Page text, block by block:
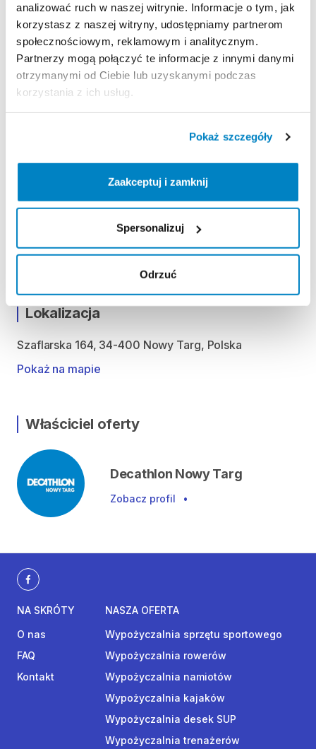
analizować ruch w naszej witrynie. Informacje o tym, jak
korzystasz z naszej witryny, udostępniamy partnerom
społecznościowym, reklamowym i analitycznym.
Partnerzy mogą połączyć te informacje z innymi danymi
otrzymanymi od Ciebie lub uzyskanymi podczas
korzystania z ich usług.
Pokaż szczegóły
Zaakceptuj i zamknij
Spersonalizuj
Odrzuć
Nie pobieramy kaucji za wypożyczenie tego
produktu
ODBIÓR I ZWROT SPRZĘTU
Poniedziałek: 9:00 - 21:00
Czwartek: 9:00 - 21:00
Piątek: 9:00 - 21:00
Sobota: 9:00 - 21:00
Możliwość odbioru i zwrotu produktu w godzinach
Lokalizacja
Szaflarska 164, 34-400 Nowy Targ, Polska
Pokaż na mapie
Właściciel oferty
Decathlon Nowy Targ
Zobacz profil •
NA SKRÓTY
O nas
FAQ
Kontakt
NASZA OFERTA
Wypożyczalnia sprzętu sportowego
Wypożyczalnia rowerów
Wypożyczalnia namiotów
Wypożyczalnia kajaków
Wypożyczalnia desek SUP
Wypożyczalnia trenażerów